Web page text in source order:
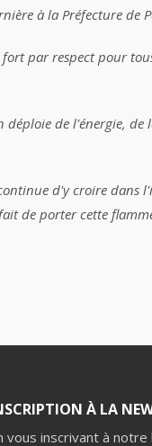
à la Préfecture de
par respect pour
de l'énergie,
d'y croire
de porter cette
À LA
vous inscrivant à